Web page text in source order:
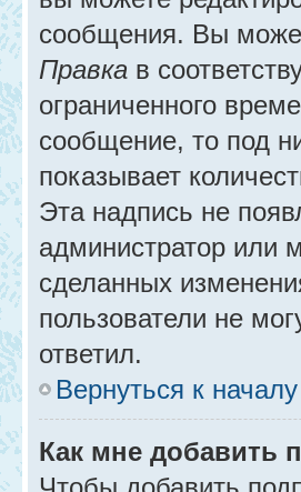
сообщения. Вы
Правка в
ограниченного
сообщение, то под
показывает
Эта надпись не
администратор или
сделанных
пользователи не
ответил.
Вернуться к началу
Как мне добавить